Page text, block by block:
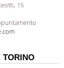
15